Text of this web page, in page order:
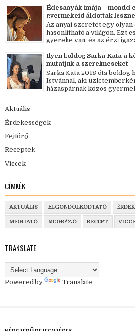
Édesanyák imája – mondd
gyermekeid áldottak
Az anyai szeretet egy olyan
hasonlítható a világon. Ezt
gyereke van, és az érzi
Ilyen boldog Sarka Kata a
mutatjuk a szerelmeseket
Sarka Kata 2018 óta boldog
Istvánnal, aki
házaspárnak közös
Aktuális
Érdekességek
Fejtörő
Receptek
Viccek
CÍMKÉK
AKTUÁLIS ELGONDOLKODTATÓ
MEGHATÓ MEGRÁZÓ RECEPT
TRANSLATE
Powered by Translate